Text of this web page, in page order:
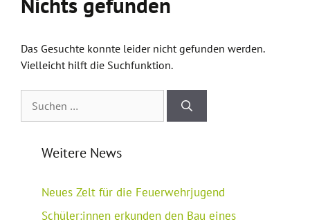
Das Gesuchte konnte leider nicht gefunden werden.
Vielleicht hilft die Suchfunktion.
nach:
Weitere News
Neues Zelt für die Feuerwehrjugend
Schüler:innen erkunden den Bau eines